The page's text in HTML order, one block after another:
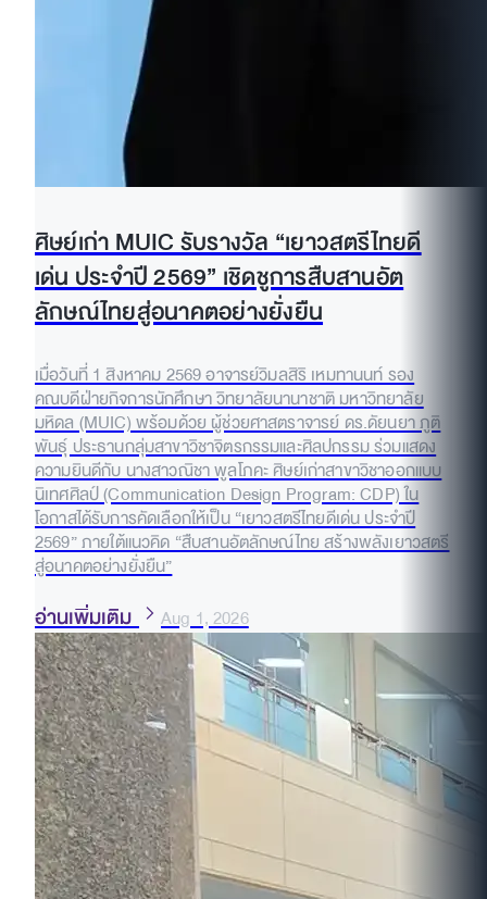
ศิษย์เก่า MUIC รับรางวัล “เยาวสตรีไทยดี
เด่น ประจำปี 2569” เชิดชูการสืบสานอัต
ลักษณ์ไทยสู่อนาคตอย่างยั่งยืน
เมื่อวันที่ 1 สิงหาคม 2569 อาจารย์วิมลสิริ เหมทานนท์ รอง
คณบดีฝ่ายกิจการนักศึกษา วิทยาลัยนานาชาติ มหาวิทยาลัย
มหิดล (MUIC) พร้อมด้วย ผู้ช่วยศาสตราจารย์ ดร.ดัยนยา ภูติ
พันธุ์ ประธานกลุ่มสาขาวิชาจิตรกรรมและศิลปกรรม ร่วมแสดง
ความยินดีกับ นางสาวณิชา พูลโภคะ ศิษย์เก่าสาขาวิชาออกแบบ
นิเทศศิลป์ (Communication Design Program: CDP) ใน
โอกาสได้รับการคัดเลือกให้เป็น “เยาวสตรีไทยดีเด่น ประจำปี
2569” ภายใต้แนวคิด “สืบสานอัตลักษณ์ไทย สร้างพลังเยาวสตรี
สู่อนาคตอย่างยั่งยืน”
อ่านเพิ่มเติม Aug 1, 2026